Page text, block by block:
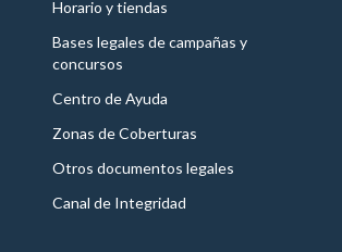
Horario y tiendas
Bases legales de campañas y
concursos
Centro de Ayuda
Zonas de Coberturas
Otros documentos legales
Canal de Integridad